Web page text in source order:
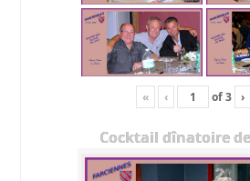
« ‹ of3 ›
Cocktail dînatoire